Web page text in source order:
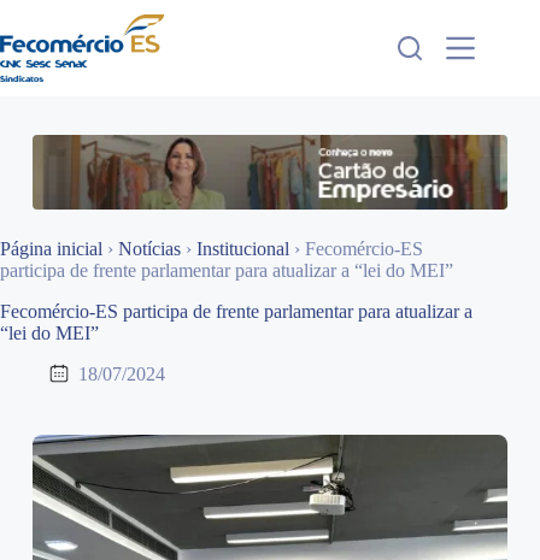
para
o
conteúdo
Página inicial › Notícias › Institucional › Fecomércio-ES
participa de frente parlamentar para atualizar a “lei do MEI”
Fecomércio-ES participa de frente parlamentar para atualizar a
“lei do MEI”
18/07/2024